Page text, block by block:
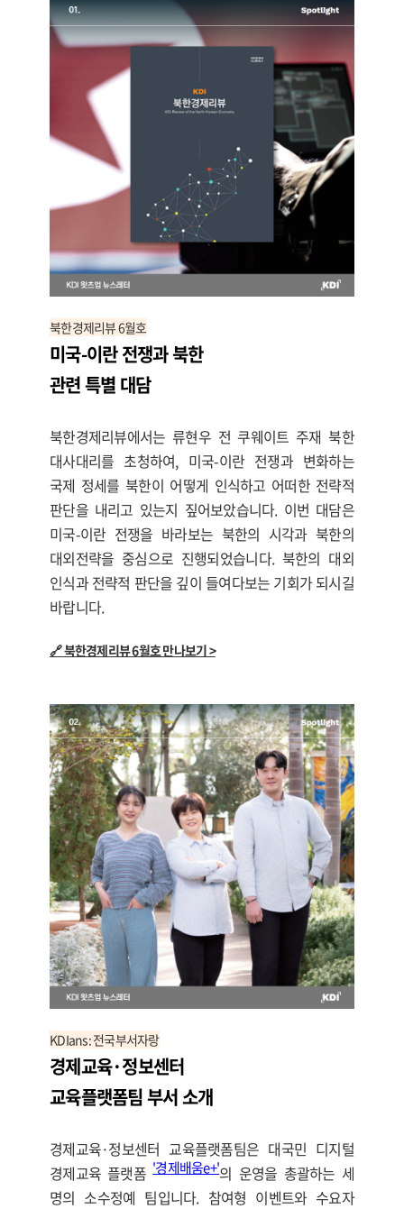
북한경제리뷰 6월호
미국-이란 전쟁과 북한
관련특별 대담
북한경제리뷰에서는 류현우 전 쿠웨이트 주재 북한
대사대리를 초청하여, 미국-이란 전쟁과 변화하는
국제 정세를 북한이 어떻게 인식하고 어떠한 전략적
판단을 내리고 있는지 짚어보았습니다. 이번 대담은
미국-이란 전쟁을 바라보는 북한의 시각과 북한의
대외전략을 중심으로 진행되었습니다. 북한의 대외
인식과 전략적 판단을 깊이 들여다보는 기회가 되시길
바랍니다.
🔗 북한경제리뷰 6월호 만나보기 >
KDIans: 전국부서자랑
경제교육·정보센터
교육플랫폼팀 부서 소개
경제교육·정보센터 교육플랫폼팀은 대국민 디지털
경제교육 플랫폼'경제배움e+'의 운영을 총괄하는 세
명의 소수정예 팀입니다. 참여형 이벤트와 수요자